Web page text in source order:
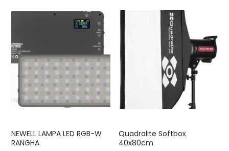
NEWELL LAMPA LED RGB-W
RANGHA
Quadralite Softbox
40x80cm